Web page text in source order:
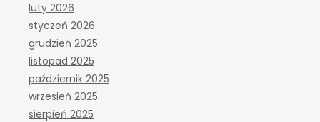
luty 2026
styczeń 2026
grudzień 2025
listopad 2025
październik 2025
wrzesień 2025
sierpień 2025